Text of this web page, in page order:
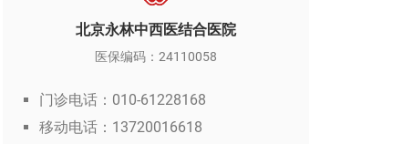
北京永林中西医结合医院
医保编码：24110058
门诊电话：010-61228168
移动电话：13720016618